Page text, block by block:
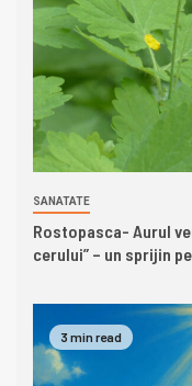
SANATATE
Rostopasca- Aurul
cerului” – un sprijin
3 min read